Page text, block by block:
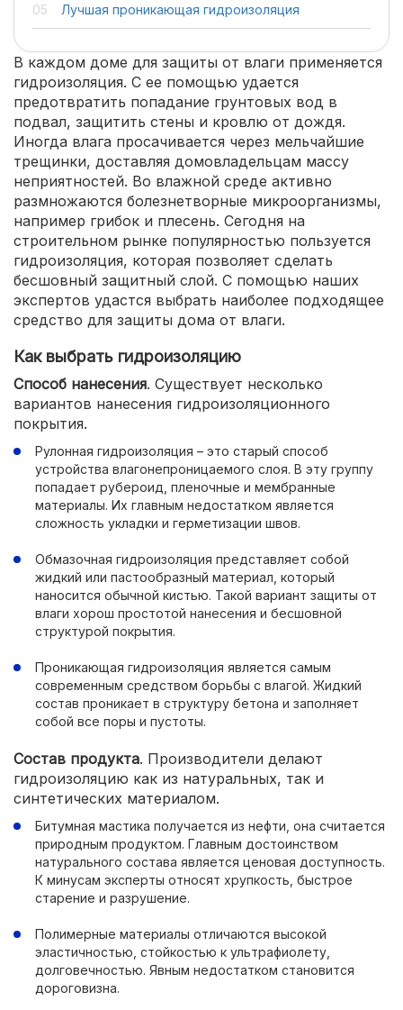
Лучшая проникающая гидроизоляция
В каждом доме для защиты от влаги применяется
гидроизоляция. С ее помощью удается
предотвратить попадание грунтовых вод в
подвал, защитить стены и кровлю от дождя.
Иногда влага просачивается через мельчайшие
трещинки, доставляя домовладельцам массу
неприятностей. Во влажной среде активно
размножаются болезнетворные микроорганизмы,
например грибок и плесень. Сегодня на
строительном рынке популярностью пользуется
гидроизоляция, которая позволяет сделать
бесшовный защитный слой. С помощью наших
экспертов удастся выбрать наиболее подходящее
средство для защиты дома от влаги.
Как выбрать гидроизоляцию
Способ нанесения. Существует несколько
вариантов нанесения гидроизоляционного
покрытия.
Рулонная гидроизоляция – это старый способ
устройства влагонепроницаемого слоя. В эту группу
попадает рубероид, пленочные и мембранные
материалы. Их главным недостатком является
сложность укладки и герметизации швов.
Обмазочная гидроизоляция представляет собой
жидкий или пастообразный материал, который
наносится обычной кистью. Такой вариант защиты от
влаги хорош простотой нанесения и бесшовной
структурой покрытия.
Проникающая гидроизоляция является самым
современным средством борьбы с влагой. Жидкий
состав проникает в структуру бетона и заполняет
собой все поры и пустоты.
Состав продукта. Производители делают
гидроизоляцию как из натуральных, так и
синтетических материалом.
Битумная мастика получается из нефти, она считается
природным продуктом. Главным достоинством
натурального состава является ценовая доступность.
К минусам эксперты относят хрупкость, быстрое
старение и разрушение.
Полимерные материалы отличаются высокой
эластичностью, стойкостью к ультрафиолету,
долговечностью. Явным недостатком становится
дороговизна.